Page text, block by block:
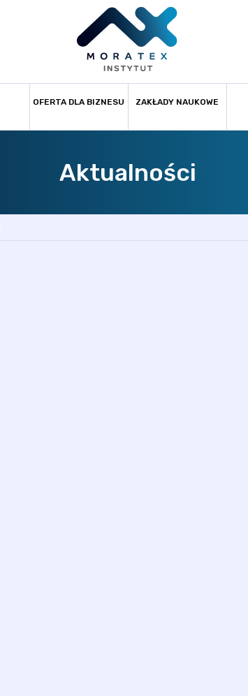
OFERTA DLA BIZNESU ZAKŁADY NAUKOWE
Aktualności